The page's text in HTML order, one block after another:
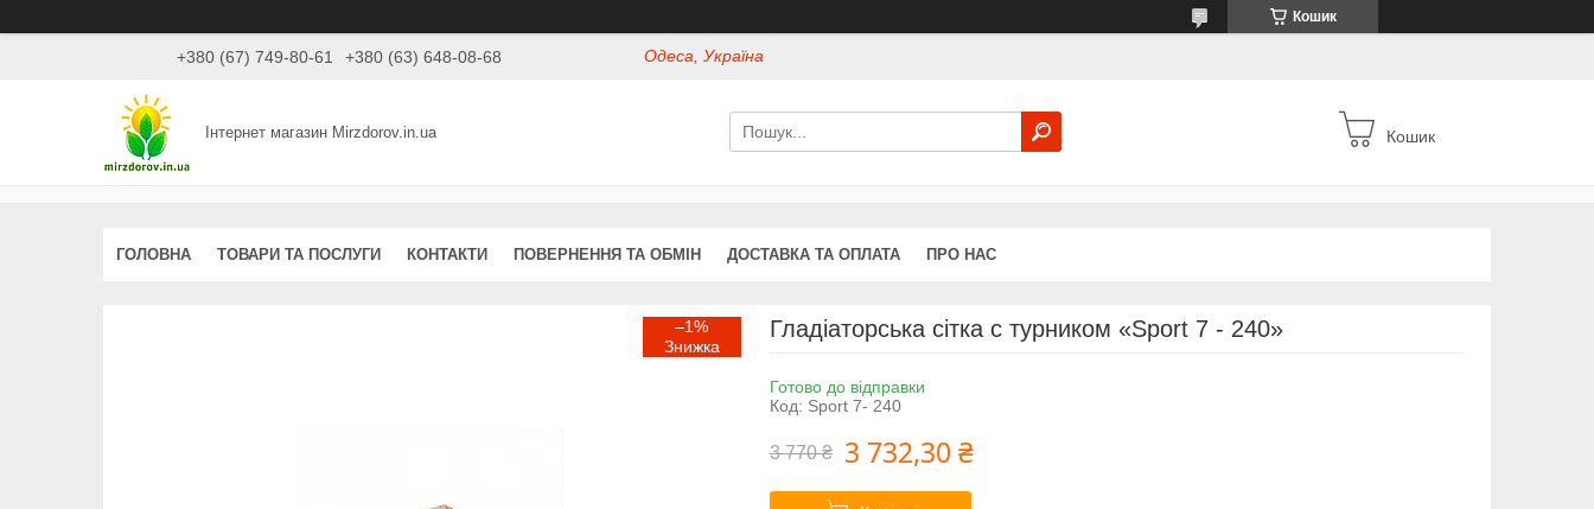
Кошик
+380 (67) 749-80-61 +380 (63) 648-08-68 Одеса, Україна
Інтернет магазин Mirzdorov.in.ua Кошик
ГОЛОВНА ТОВАРИ ТА ПОСЛУГИ КОНТАКТИ ПОВЕРНЕННЯ ТА ОБМІН ДОСТАВКА ТА ОПЛАТА ПРО НАС
–1% Гладіаторська сітка c турником «Sport 7 - 240»
Готово до відправки
Код: Sport 7- 240
3 770 ₴ 3 732,30 ₴